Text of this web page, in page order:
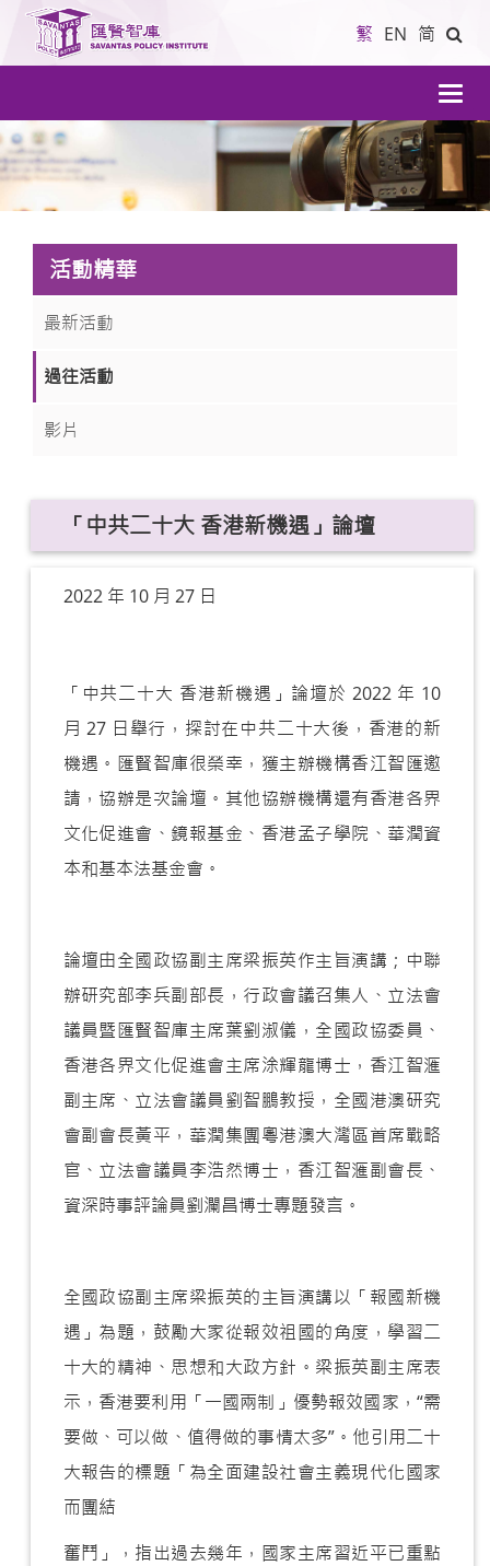
繁 EN 简
導
航
活動精華
最新活動
過往活動
影片
「中共二十大 香港新機遇」論壇
2022 年 10 月 27 日
「中共二十大 香港新機遇」論壇於 2022 年 10
月 27 日舉行，探討在中共二十大後，香港的新
機遇。匯賢智庫很榮幸，獲主辦機構香江智匯邀
請，協辦是次論壇。其他協辦機構還有香港各界
文化促進會、鏡報基金、香港孟子學院、華潤資
本和基本法基金會。
論壇由全國政協副主席梁振英作主旨演講；中聯
辦研究部李兵副部長，行政會議召集人、立法會
議員暨匯賢智庫主席葉劉淑儀，全國政協委員、
香港各界文化促進會主席涂輝龍博士，香江智滙
副主席、立法會議員劉智鵬教授，全國港澳研究
會副會長黃平，華潤集團粵港澳大灣區首席戰略
官、立法會議員李浩然博士，香江智滙副會長、
資深時事評論員劉瀾昌博士專題發言。
全國政協副主席梁振英的主旨演講以「報國新機
遇」為題，鼓勵大家從報效祖國的角度，學習二
十大的精神、思想和大政方針。梁振英副主席表
示，香港要利用「一國兩制」優勢報效國家，“需
要做、可以做、值得做的事情太多”。他引用二十
大報告的標題「為全面建設社會主義現代化國家
而團結
奮鬥」，指出過去幾年，國家主席習近平已重點